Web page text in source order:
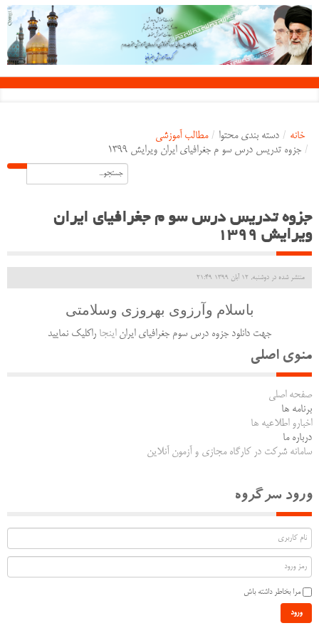
خانه / دسته بندی محتوا / مطالب آموزشی
/ جزوه تدریس درس سو م جغرافیای ایران ویرایش 1399
جزوه تدریس درس سو م جغرافیای ایران
ویرایش 1399
منتشر شده در دوشنبه, 12 آبان 1399 21:49
باسلام وآرزوی بهروزی وسلامتی
جهت دانلود جزوه درس سوم جغرافیای ایران اینجا راکلیک نمایید
منوی اصلی
صفحه اصلی
برنامه ها
اخبارو اطلاعیه ها
درباره ما
سامانه شرکت در کارگاه مجازی و آزمون آنلاین
ورود سرگروه
مرا بخاطر داشته باش
ورود